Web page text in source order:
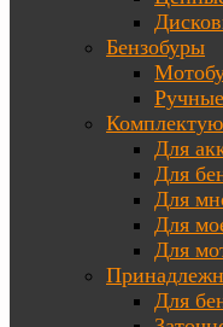
Бензобуры
Для
Для
Для
Для
Для
Для